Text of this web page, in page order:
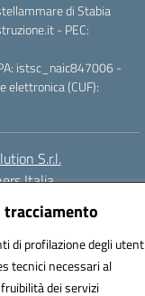
di profilazione degli
tecnici necessari al
dei servizi
di Stabia
- PEC:
istsc_naic847006 -
elettronica (CUF):
S.r.l.
Italia